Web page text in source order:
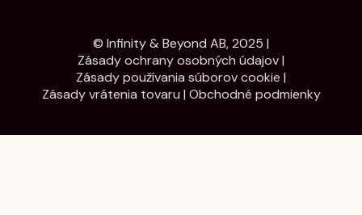
© Infinity & Beyond AB, 2025 |
Zásady ochrany osobných údajov|
Zásady používania súborov cookie |
Zásady vrátenia tovaru | Obchodné podmienky